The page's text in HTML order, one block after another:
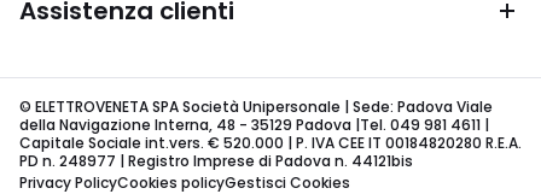
Assistenza clienti
© ELETTROVENETA SPA Società Unipersonale | Sede: Padova Viale
della Navigazione Interna, 48 - 35129 Padova |Tel. 049 981 4611 |
Capitale Sociale int.vers. € 520.000 | P. IVA CEE IT 00184820280 R.E.A.
PD n. 248977 | Registro Imprese di Padova n. 44121bis
Privacy PolicyCookies policyGestisci Cookies